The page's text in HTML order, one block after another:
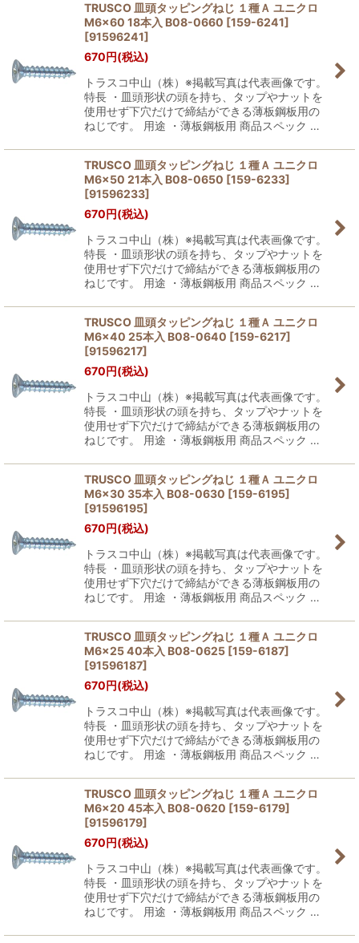
TRUSCO 皿頭タッピングねじ １種Ａ ユニクロ
M6×60 18本入 B08-0660 [159-6241]
[91596241]
670円(税込)
トラスコ中山（株）※掲載写真は代表画像です。
特長 ・皿頭形状の頭を持ち、タップやナットを
使用せず下穴だけで締結ができる薄板鋼板用の
ねじです。 用途 ・薄板鋼板用 商品スペック …
TRUSCO 皿頭タッピングねじ １種Ａ ユニクロ
M6×50 21本入 B08-0650 [159-6233]
[91596233]
670円(税込)
トラスコ中山（株）※掲載写真は代表画像です。
特長 ・皿頭形状の頭を持ち、タップやナットを
使用せず下穴だけで締結ができる薄板鋼板用の
ねじです。 用途 ・薄板鋼板用 商品スペック …
TRUSCO 皿頭タッピングねじ １種Ａ ユニクロ
M6×40 25本入 B08-0640 [159-6217]
[91596217]
670円(税込)
トラスコ中山（株）※掲載写真は代表画像です。
特長 ・皿頭形状の頭を持ち、タップやナットを
使用せず下穴だけで締結ができる薄板鋼板用の
ねじです。 用途 ・薄板鋼板用 商品スペック …
TRUSCO 皿頭タッピングねじ １種Ａ ユニクロ
M6×30 35本入 B08-0630 [159-6195]
[91596195]
670円(税込)
トラスコ中山（株）※掲載写真は代表画像です。
特長 ・皿頭形状の頭を持ち、タップやナットを
使用せず下穴だけで締結ができる薄板鋼板用の
ねじです。 用途 ・薄板鋼板用 商品スペック …
TRUSCO 皿頭タッピングねじ １種Ａ ユニクロ
M6×25 40本入 B08-0625 [159-6187]
[91596187]
670円(税込)
トラスコ中山（株）※掲載写真は代表画像です。
特長 ・皿頭形状の頭を持ち、タップやナットを
使用せず下穴だけで締結ができる薄板鋼板用の
ねじです。 用途 ・薄板鋼板用 商品スペック …
TRUSCO 皿頭タッピングねじ １種Ａ ユニクロ
M6×20 45本入 B08-0620 [159-6179]
[91596179]
670円(税込)
トラスコ中山（株）※掲載写真は代表画像です。
特長 ・皿頭形状の頭を持ち、タップやナットを
使用せず下穴だけで締結ができる薄板鋼板用の
ねじです。 用途 ・薄板鋼板用 商品スペック …